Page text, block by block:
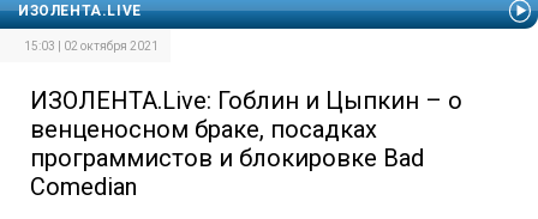
ИЗОЛЕНТА.LIVE
15:03 | 02 октября 2021
ИЗОЛЕНТА.Live: Гоблин и Цыпкин – о
венценосном браке, посадках
программистов и блокировке Bad
Comedian